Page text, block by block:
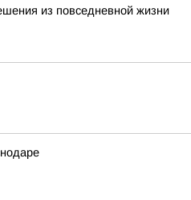
из повседневной жизни